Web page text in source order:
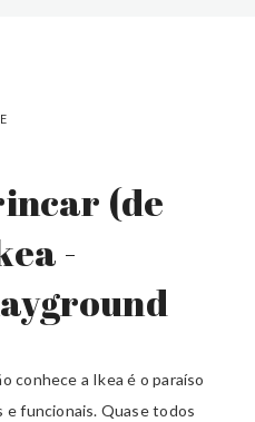
(de
-
conhece a Ikea é o paraíso
e funcionais. Quase todos